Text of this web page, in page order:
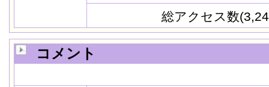
総アクセス数
コメント